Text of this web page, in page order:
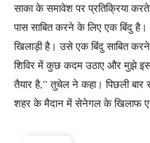
साका के समावेश पर प्रतिक्रिया
पास साबित करने के लिए एक बिंदु
खिलाड़ी है। उसे एक बिंदु साबित
शिविर में कुछ कदम उठाए और मुझे
तैयार है,” तुचेल ने कहा। पिछली
शहर के मैदान में सेनेगल के खिलाफ एक